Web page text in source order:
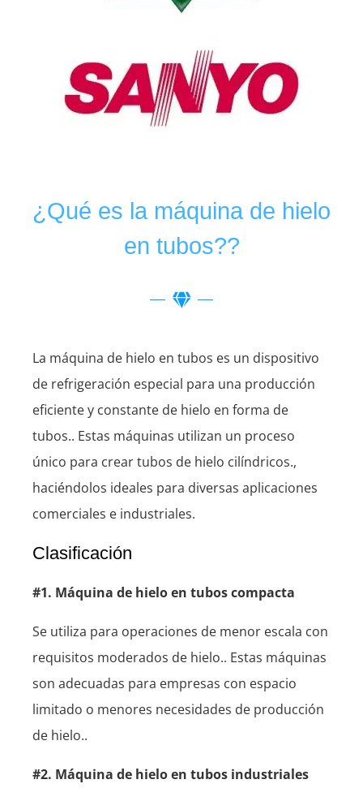
¿Qué es la máquina de hielo
en tubos??
La máquina de hielo en tubos es un dispositivo
de refrigeración especial para una producción
eficiente y constante de hielo en forma de
tubos.. Estas máquinas utilizan un proceso
único para crear tubos de hielo cilíndricos.,
haciéndolos ideales para diversas aplicaciones
comerciales e industriales.
Clasificación
#1. Máquina de hielo en tubos compacta
Se utiliza para operaciones de menor escala con
requisitos moderados de hielo.. Estas máquinas
son adecuadas para empresas con espacio
limitado o menores necesidades de producción
de hielo..
#2. Máquina de hielo en tubos industriales